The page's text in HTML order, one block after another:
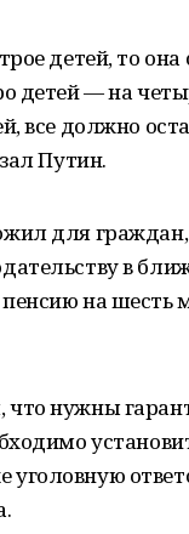
детей, то
детей — на
все должно
Путин.
для
в
на шесть
нужны